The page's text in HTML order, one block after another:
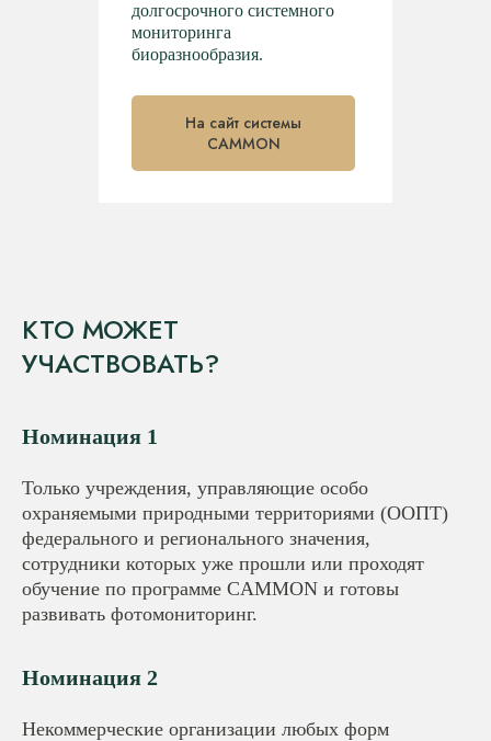
долгосрочного системного
мониторинга
биоразнообразия.
На сайт системы
CAMMON
КТО МОЖЕТ
УЧАСТВОВАТЬ?
Номинация 1
Только учреждения, управляющие особо
охраняемыми природными территориями (ООПТ)
федерального и регионального значения,
сотрудники которых уже прошли или проходят
обучение по программе CAMMON и готовы
развивать фотомониторинг.
Номинация 2
Некоммерческие организации любых форм